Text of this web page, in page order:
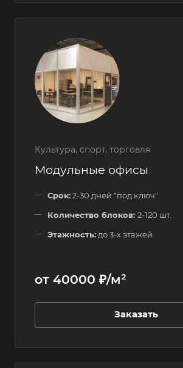
Культура, спорт, торговля
Модульные офисы
Срок:2-30 дней "под ключ"
Количество блоков: 2-120 шт.
Этажность: до 3-х этажей
от 40000 ₽/м²
Заказать